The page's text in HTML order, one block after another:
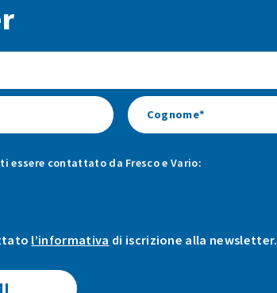
essere contattato da Fresco e Vario:
l’informativa di iscrizione alla newsletter.